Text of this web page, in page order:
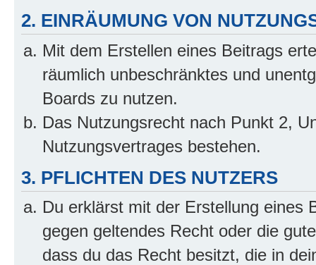
2. EINRÄUMUNG VON
Mit dem Erstellen eines Beitrags
räumlich unbeschränktes und
Boards zu nutzen.
Das Nutzungsrecht nach Punkt 2,
Nutzungsvertrages bestehen.
3. PFLICHTEN DES NUTZERS
Du erklärst mit der Erstellung eines
gegen geltendes Recht oder die
dass du das Recht besitzt, die in